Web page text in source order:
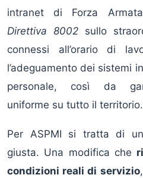
intranet di Forza
Direttiva 8002 sullo
connessi all’orario di
l’adeguamento dei sistemi
personale, così da
uniforme su tutto il territorio.
Per ASPMI si tratta di
giusta. Una modifica che
condizioni reali di servizio